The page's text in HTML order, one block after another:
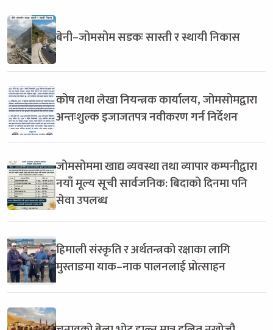
बेनी–जोमसोम सडकः सास्ती र स्थायी निकास
कोष तथा लेखा नियन्त्रक कार्यालय, जोमसोमद्वारा
अन्तःशुल्क इजाजतपत्र नवीकरण गर्न निर्देशन
जोमसोममा खाद्य व्यवस्था तथा व्यापार कम्पनीद्वारा
नयाँ मूल्य सूची सार्वजनिक: बिदाको दिनमा पनि
सेवा उपलब्ध
हिमाली संस्कृति र अर्थतन्त्रको रक्षाका लागि
मुस्ताङमा याक–नाक पालनलाई प्रोत्साहन